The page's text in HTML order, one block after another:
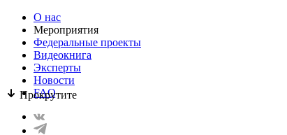
Прокрутите
О нас
Mероприятия
Федеральные проекты
Видеокнига
Эксперты
Новости
FAQ